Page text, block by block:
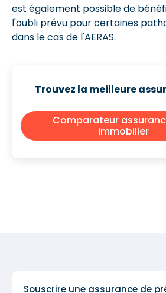
est également possible de
l'oubli prévu pour certaines
dans le cas de l'AERAS.
Trouvez la meilleure
Comparateur
immobilier
Souscrire une assurance de